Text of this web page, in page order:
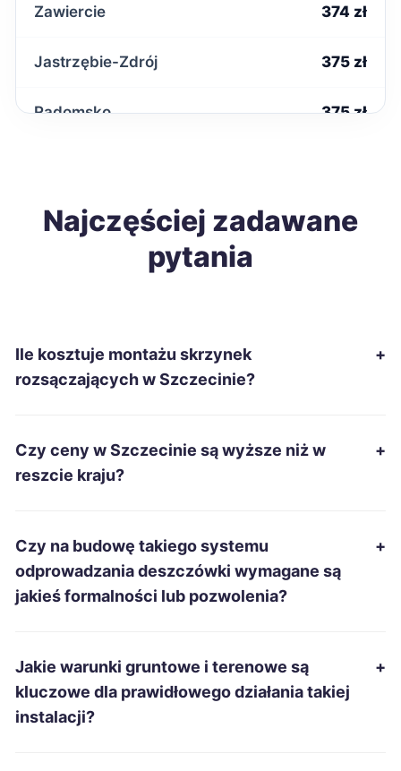
Zawiercie 374 zł
Jastrzębie-Zdrój 375 zł
Radomsko 375 zł
Krosno 376 zł
Starachowice
Tarnowskie Góry
Sanok 380 zł
Tarnobrzeg
Mielec
Najczęściej zadawane
pytania
Ile kosztuje montażu skrzynek
rozsączających w Szczecinie?
+
Czy ceny w Szczecinie są wyższe niż w
reszcie kraju?
+
Czy na budowę takiego systemu
odprowadzania deszczówki wymagane są
jakieś formalności lub pozwolenia?
+
Jakie warunki gruntowe i terenowe są
kluczowe dla prawidłowego działania takiej
instalacji?
+